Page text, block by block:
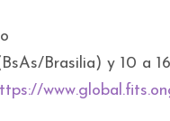
Brasilia) y 10 a